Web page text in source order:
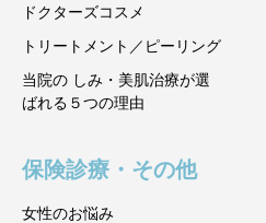
ドクターズコスメ
トリートメント／ピーリング
当院の しみ・美肌治療が選
ばれる５つの理由
保険診療・その他
女性のお悩み